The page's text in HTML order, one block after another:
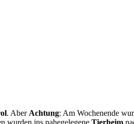
. Aber Achtung: Am Wochenende
wurden ins nahegelegene Tierheim